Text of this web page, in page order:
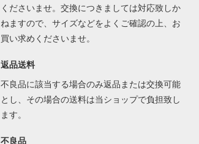
くださいませ。交換につきましては対応致しか
ねますので、サイズなどをよくご確認の上、お
買い求めくださいませ。
返品送料
不良品に該当する場合のみ返品または交換可能
とし、その場合の送料は当ショップで負担致し
ます。
不良品